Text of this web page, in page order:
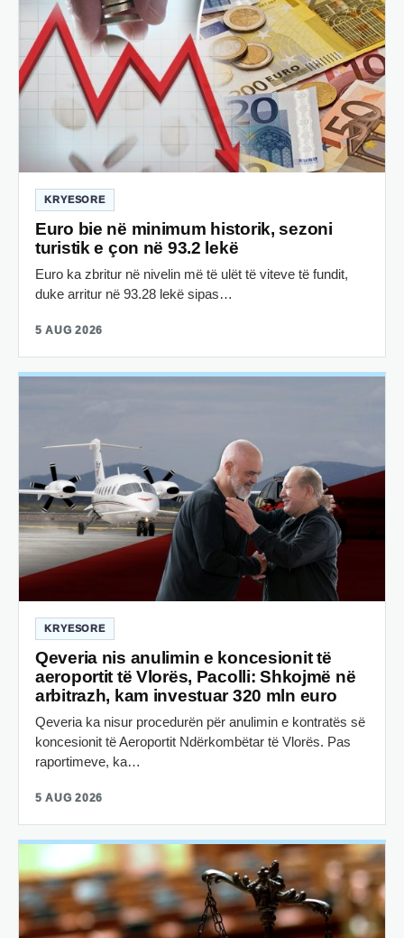
KRYESORE
Euro bie në minimum historik, sezoni
turistik e çon në 93.2 lekë
Euro ka zbritur në nivelin më të ulët të viteve të fundit,
duke arritur në 93.28 lekë sipas…
5 AUG 2026
KRYESORE
Qeveria nis anulimin e koncesionit të
aeroportit të Vlorës, Pacolli: Shkojmë në
arbitrazh, kam investuar 320 mln euro
Qeveria ka nisur procedurën për anulimin e kontratës së
koncesionit të Aeroportit Ndërkombëtar të Vlorës. Pas
raportimeve, ka…
5 AUG 2026